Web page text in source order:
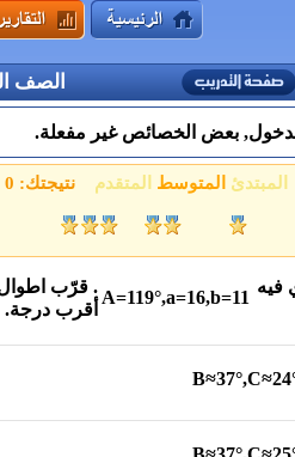
الصف
بعض الخصائص غير مفعلة.
المبتدئ المتوسط المتقدم نتيجتك: 0
فيه
A=119°,a=16,b=11
. قرّب اطوال
أقرب درجة.
B≈37°,C≈24